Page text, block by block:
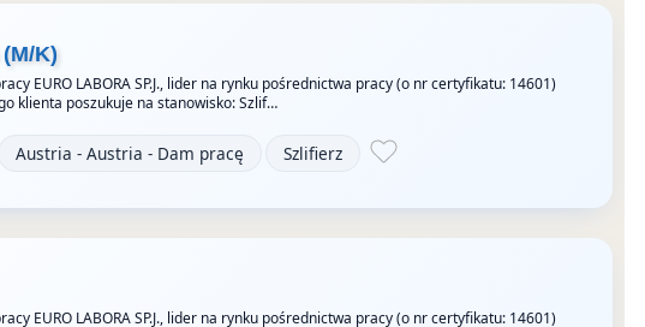
K)
EURO LABORA SP.J., lider na rynku pośrednictwa pracy (o nr certyfikatu: 14601)
klienta poszukuje na stanowisko: Szlif…
Austria - Austria - Dam pracę Szlifierz
EURO LABORA SP.J., lider na rynku pośrednictwa pracy (o nr certyfikatu: 14601)